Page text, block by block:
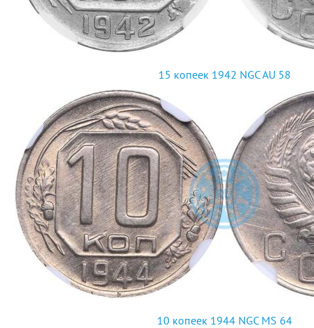
15 копеек 1942 NGC AU 58
10 копеек 1944 NGC MS 64